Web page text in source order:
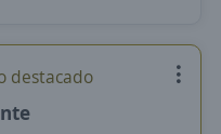
destacado